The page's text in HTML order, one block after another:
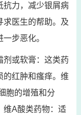
抗力，减少银屑病
求医生的帮助。及
步恶化。
剂或软膏：这类药
的红肿和瘙痒。维
胞的增殖和分
维A酸类药物：适